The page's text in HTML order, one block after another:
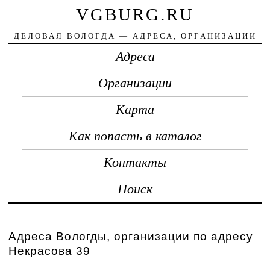
VGBURG.RU
ДЕЛОВАЯ ВОЛОГДА — АДРЕСА, ОРГАНИЗАЦИИ
Адреса
Организации
Карта
Как попасть в каталог
Контакты
Поиск
Адреса Вологды, организации по адресу
Некрасова 39